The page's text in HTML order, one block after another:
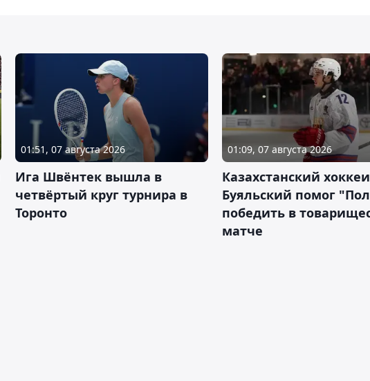
01:51, 07 августа 2026
Ига Швёнтек вышла в
четвёртый круг турнира в
Торонто
01:09, 07 августа 2026
Казахстанский
Буяльский помог
победить в
матче